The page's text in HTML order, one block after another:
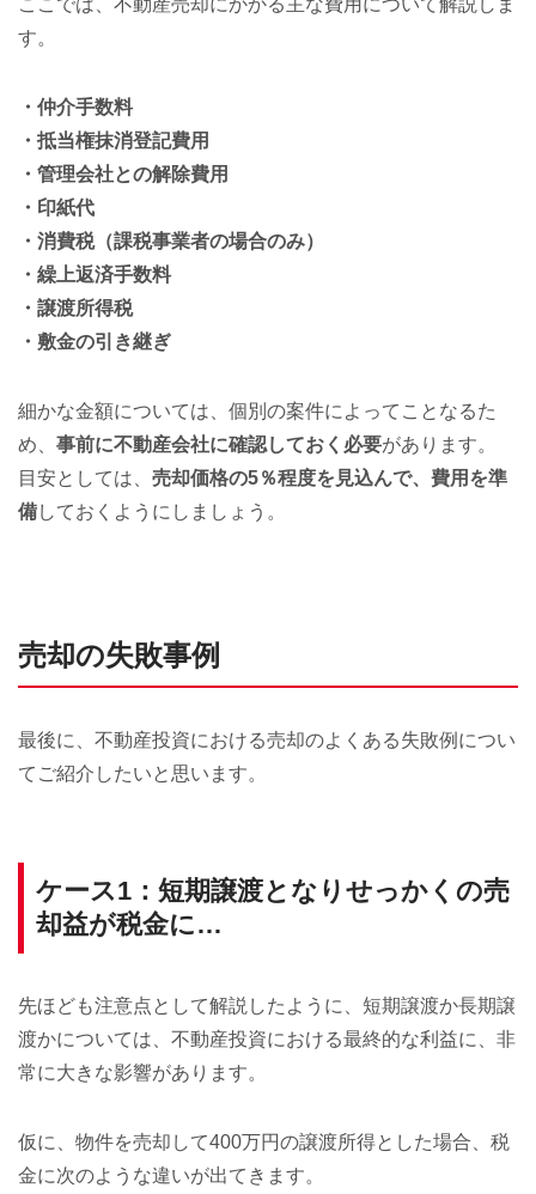
す。
・仲介手数料
・抵当権抹消登記費用
・管理会社との解除費用
・印紙代
・消費税（課税事業者の場合のみ）
・繰上返済手数料
・譲渡所得税
・敷金の引き継ぎ
細かな金額については、個別の案件によってことなるた
め、 事前に不動産会社に確認しておく必要があります。
目安としては、 売却価格の5％程度を見込んで、費用を準
備しておくようにしましょう。
売却の失敗事例
最後に、不動産投資における売却のよくある失敗例につい
てご紹介したいと思います。
ケース1：短期譲渡となりせっかくの売
却益が税金に…
先ほども注意点として解説したように、短期譲渡か長期譲
渡かについては、不動産投資における最終的な利益に、非
常に大きな影響があります。
仮に、物件を売却して400万円の譲渡所得とした場合、税
金に次のような違いが出てきます。